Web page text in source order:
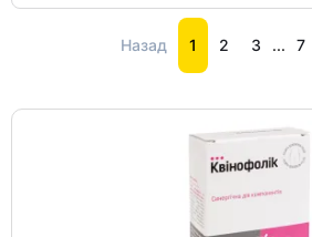
Назад 1 2 3 ... 7